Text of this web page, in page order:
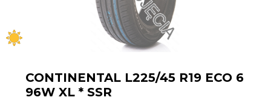
CONTINENTAL L225/45 R19 ECO 6
96W XL * SSR